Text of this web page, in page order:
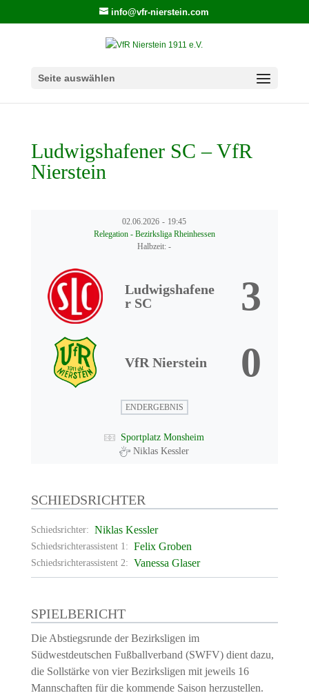
info@vfr-nierstein.com
Seite auswählen
Ludwigshafener SC – VfR
Nierstein
02.06.2026 - 19:45
Relegation - Bezirksliga Rheinhessen
Halbzeit: -
Ludwigshafene
r SC
3
VfR Nierstein 0
ENDERGEBNIS
Sportplatz Monsheim
Niklas Kessler
SCHIEDSRICHTER
Schiedsrichter: Niklas Kessler
Schiedsrichterassistent 1: Felix Groben
Schiedsrichterassistent 2: Vanessa Glaser
SPIELBERICHT
Die Abstiegsrunde der Bezirksligen im
Südwestdeutschen Fußballverband (SWFV) dient dazu,
die Sollstärke von vier Bezirksligen mit jeweils 16
Mannschaften für die kommende Saison herzustellen.